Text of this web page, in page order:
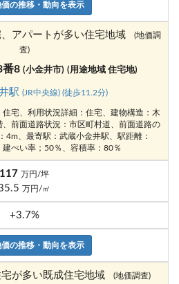
の推移・動向を表示
アパートが多い住宅地域
(地価調
査)
番8 (小金井市) (用途地域 住宅地)
駅 (JR中央線) (徒歩11.2分)
宅、利用状況詳細：住宅、建物構造：木
前面道路状況：市区町村道、前面道路の
4m、最寄駅：武蔵小金井駅、駅距離：
ぺい率；50％、容積率：80％
117 万円/坪
万円/㎡
+3.7%
の推移・動向を表示
が多い既成住宅地域 (地価調査)